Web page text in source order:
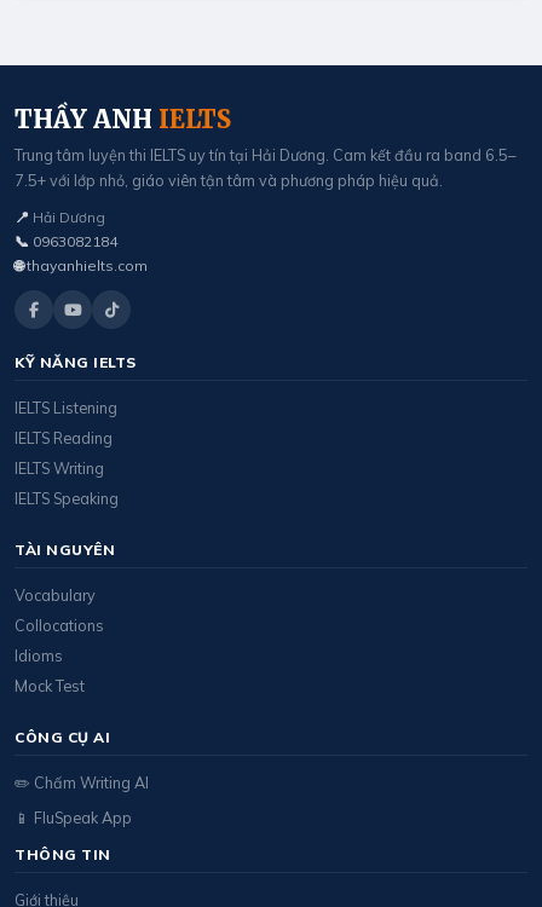
THẦY ANH IELTS
Trung tâm luyện thi IELTS uy tín tại Hải Dương. Cam kết đầu ra band 6.5–
7.5+ với lớp nhỏ, giáo viên tận tâm và phương pháp hiệu quả.
📍 Hải Dương
📞 0963082184
🌐 thayanhielts.com
KỸ NĂNG IELTS
IELTS Listening
IELTS Reading
IELTS Writing
IELTS Speaking
TÀI NGUYÊN
Vocabulary
Collocations
Idioms
Mock Test
CÔNG CỤ AI
✏️ Chấm Writing AI
📱 FluSpeak App
THÔNG TIN
Giới thiệu